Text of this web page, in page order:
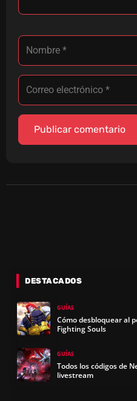
DESTACADOS
GUÍAS
Cómo desbloquear al
Fighting Souls
GUÍAS
Todos los códigos de
livestream